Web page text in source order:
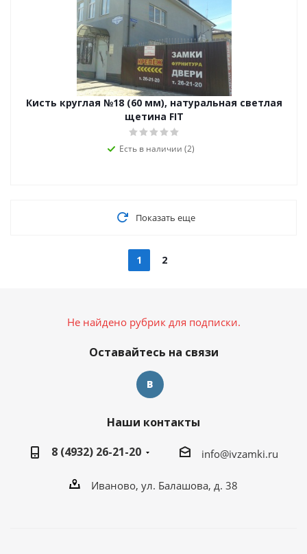
Кисть круглая №18 (60 мм), натуральная светлая
щетина FIT
Есть в наличии (2)
Показать еще
1 2
Не найдено рубрик для подписки.
Оставайтесь на связи
Наши контакты
8 (4932) 26-21-20
info@ivzamki.ru
Иваново, ул. Балашова, д. 38